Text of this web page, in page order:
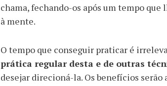
chama, fechando-os após um tempo
à mente.
O tempo que conseguir praticar é
prática regular desta e de outras
desejar direcioná-la. Os benefícios